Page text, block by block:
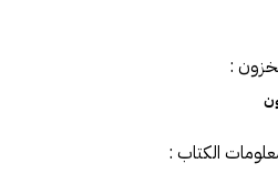
:
الكتاب :